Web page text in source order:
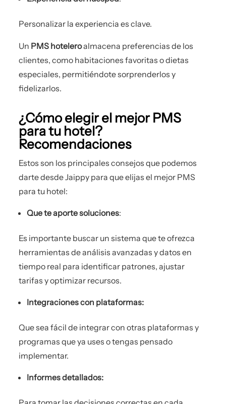
Personalizar la experiencia es clave.
Un PMS hoteleroalmacena preferencias de los
clientes, como habitaciones favoritas o dietas
especiales, permitiéndote sorprenderlos y
fidelizarlos.
¿Cómo elegir el mejor PMS
para tu hotel?
Recomendaciones
Estos son los principales consejos que podemos
darte desde Jaippy para que elijas el mejor PMS
para tu hotel:
Que te aporte soluciones:
Es importante buscar un sistema que te ofrezca
herramientas de análisis avanzadas y datos en
tiempo real para identificar patrones, ajustar
tarifas y optimizar recursos.
Integraciones con plataformas:
Que sea fácil de integrar con otras plataformas y
programas que ya uses o tengas pensado
implementar.
Informes detallados: